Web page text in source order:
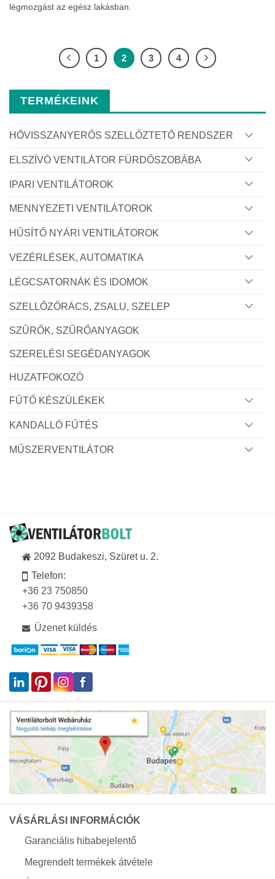
TERMÉKEINK
HŐVISSZANYERŐS SZELLŐZTETŐ RENDSZER
ELSZÍVÓ VENTILÁTOR FÜRDŐSZOBÁBA
IPARI VENTILÁTOROK
MENNYEZETI VENTILÁTOROK
HŰSÍTŐ NYÁRI VENTILÁTOROK
VEZÉRLÉSEK, AUTOMATIKA
LÉGCSATORNÁK ÉS IDOMOK
SZELLŐZŐRÁCS, ZSALU, SZELEP
SZŰRŐK, SZŰRŐANYAGOK
SZERELÉSI SEGÉDANYAGOK
HUZATFOKOZÓ
FŰTŐ KÉSZÜLÉKEK
KANDALLÓ FŰTÉS
MŰSZERVENTILÁTOR
légmozgást az egész lakásban.
1 2 3 4
2092 Budakeszi, Szüret u. 2.
Telefon:
+36 23 750850
+36 70 9439358
Üzenet küldés
VÁSÁRLÁSI INFORMÁCIÓK
Garanciális hibabejelentő
Megrendelt termékek átvétele